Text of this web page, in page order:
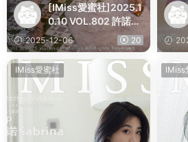
[IMiss愛蜜社]2025.1
0.10 VOL.802 許諾Sa
brina
2025-12-06 20
IMiss愛蜜社 IMiss